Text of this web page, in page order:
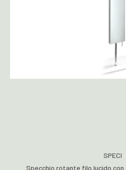
SPECI
Specchio rotante filo lucido